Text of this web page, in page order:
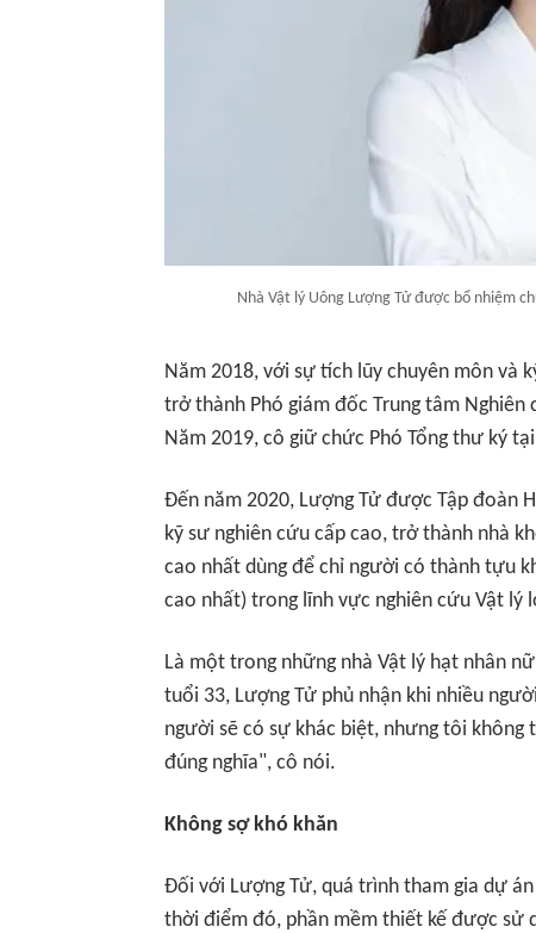
Nhà Vật lý Uông Lượng Tử được bổ nhiệm
Năm 2018, với sự tích lũy chuyên môn và
trở thành Phó giám đốc Trung tâm Nghiên
Năm 2019, cô giữ chức Phó Tổng thư ký
Đến năm 2020, Lượng Tử được Tập đoàn
kỹ sư nghiên cứu cấp cao, trở thành nhà
cao nhất dùng để chỉ người có thành tựu
cao nhất) trong lĩnh vực nghiên cứu Vật lý
Là một trong những nhà Vật lý hạt nhân
tuổi 33, Lượng Tử phủ nhận khi nhiều
người sẽ có sự khác biệt, nhưng tôi
đúng nghĩa", cô nói.
Không sợ khó khăn
Đối với Lượng Tử, quá trình tham gia dự
thời điểm đó, phần mềm thiết kế được sử